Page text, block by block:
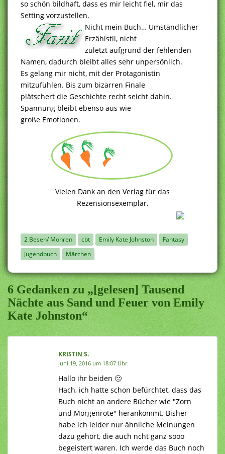
so schön bildhaft, dass es mir leicht fiel, mir das
Setting vorzustellen.
Nicht mein Buch… Umständlicher
Erzählstil, nicht
zuletzt aufgrund der fehlenden
Namen, dadurch bleibt alles sehr unpersönlich.
Es gelang mir nicht, mit der Protagonistin
mitzufühlen. Bis zum bizarren Finale
plätschert die Geschichte recht seicht dahin.
Spannung bleibt ebenso aus wie
große Emotionen.
Vielen Dank an den Verlag für das
Rezensionsexemplar.
2 Besen/ Möhren cbt Emily Kate Johnston
Fantasy
Jugendbuch
Märchen
6 Gedanken zu „[gelesen] Tausend
Nächte aus Sand und Feuer von Emily
Kate Johnston“
KRISTIN S.
Juni 19, 2016 um 18:07 Uhr
Hallo ihr beiden 🙂
Hach, ich hatte schon befürchtet, dass das
Buch nicht an andere Bücher wie "Zorn
und Morgenröte" herankommt. Bisher
habe ich leider nur ähnliche Meinungen
dazu gehört, die auch ncht ganz sooo
begeistert waren. Ich werde das Buch noch